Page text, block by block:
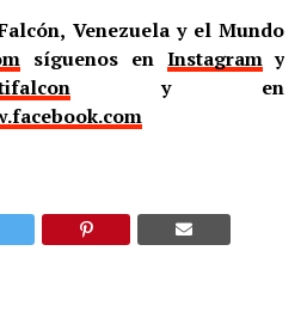
Venezuela y el Mundo
síguenos en Instagramy
y en